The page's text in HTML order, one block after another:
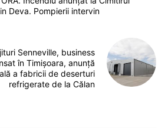
Deva. Pompierii intervin
Senneville, business
în Timișoara, anunță
a fabricii de deserturi
refrigerate de la Călan